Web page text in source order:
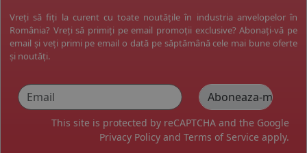
Vreți să fiți la curent cu toate noutățile în industria anvelopelor în
România? Vreți să primiți pe email promoții exclusive? Abonați-vă pe
email și veți primi pe email o dată pe săptămână cele mai bune oferte
și noutăți.
This site is protected by reCAPTCHA and the Google
Privacy Policy and Terms of Service apply.